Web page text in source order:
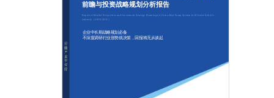
前瞻与投资战略规划分析报告
Report of Market Prospective and Investment Strategy Planning on China Heat Pump System for Electric Eehicle
Industry（2026-2031）
企业中长期战略规划必备
不深度调研行业形势就决策，回报将无从谈起